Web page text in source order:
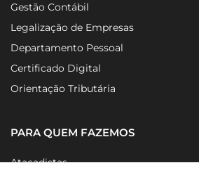
Gestão Contábil
Legalização de Empresas
Departamento Pessoal
Certificado Digital
Orientação Tributária
PARA QUEM FAZEMOS
Atacadistas